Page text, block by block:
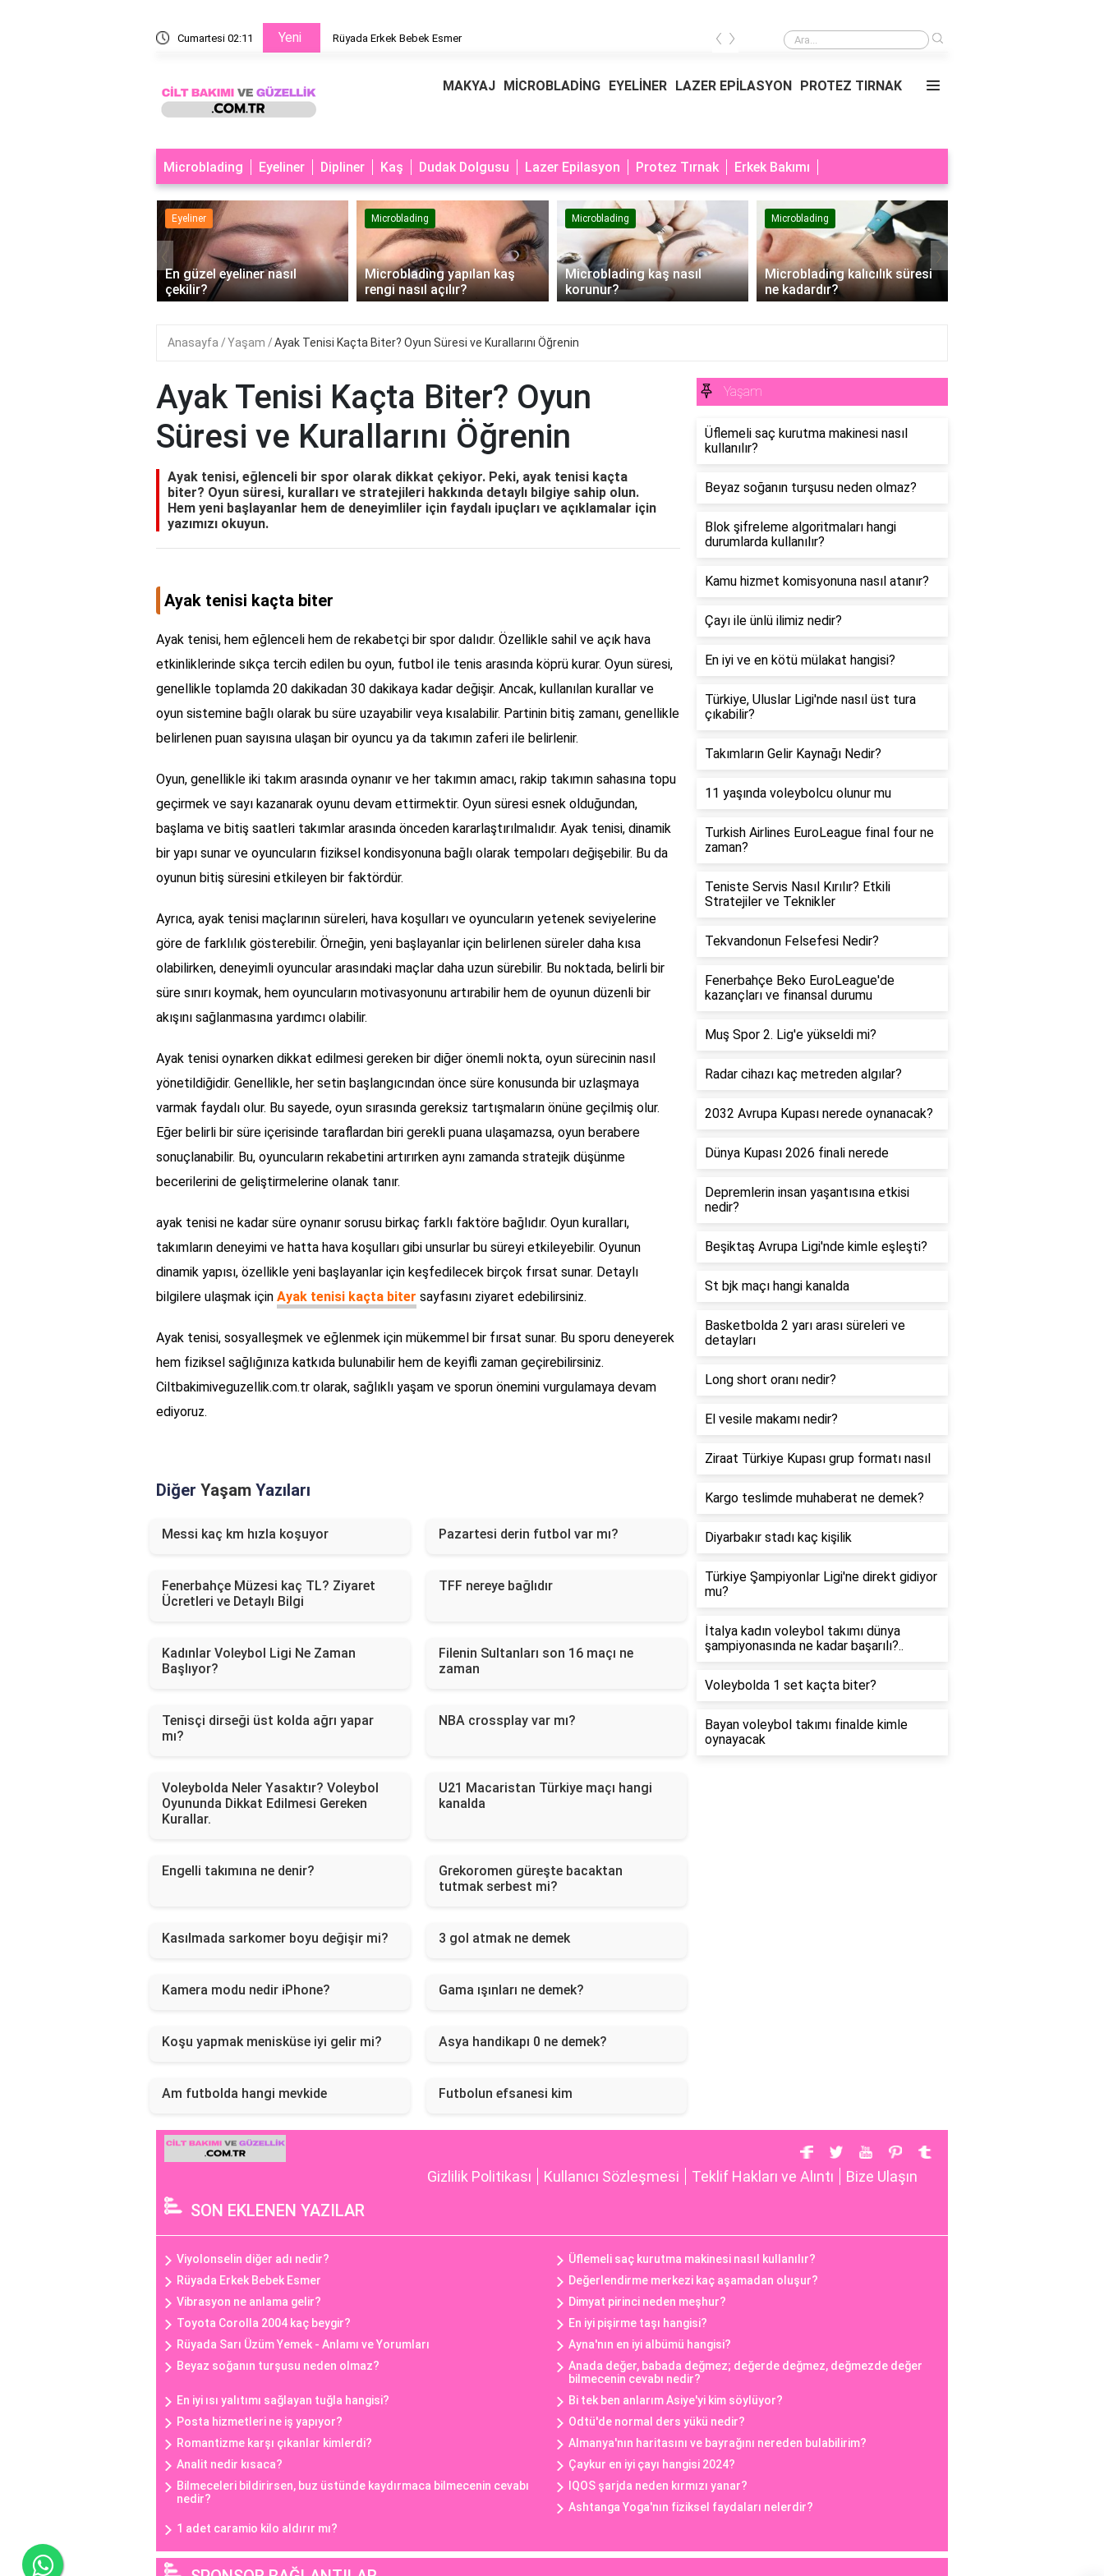
Cumartesi 02:11 Yeni Rüyada Erkek Bebek Esmer Rüyada Erkek Bebek Esmer
‹ ›
MAKYAJ MİCROBLADİNG EYELİNER LAZER EPİLASYON PROTEZ TIRNAK
Microblading Eyeliner Dipliner Kaş Dudak Dolgusu Lazer Epilasyon Protez Tırnak Erkek Bakımı
Eyeliner
En güzel eyeliner nasıl
çekilir?
Microblading
Microblading yapılan kaş
rengi nasıl açılır?
Microblading
Microblading kaş nasıl
korunur?
Microblading
Microblading kalıcılık süresi
ne kadardır?
‹ ›
Anasayfa Yaşam Ayak Tenisi Kaçta Biter? Oyun Süresi ve Kurallarını Öğrenin
Ayak Tenisi Kaçta Biter? Oyun
Süresi ve Kurallarını Öğrenin
Ayak tenisi, eğlenceli bir spor olarak dikkat çekiyor. Peki, ayak tenisi kaçta
biter? Oyun süresi, kuralları ve stratejileri hakkında detaylı bilgiye sahip olun.
Hem yeni başlayanlar hem de deneyimliler için faydalı ipuçları ve açıklamalar için
yazımızı okuyun.
Ayak tenisi kaçta biter
Ayak tenisi, hem eğlenceli hem de rekabetçi bir spor dalıdır. Özellikle sahil ve açık hava
etkinliklerinde sıkça tercih edilen bu oyun, futbol ile tenis arasında köprü kurar. Oyun süresi,
genellikle toplamda 20 dakikadan 30 dakikaya kadar değişir. Ancak, kullanılan kurallar ve
oyun sistemine bağlı olarak bu süre uzayabilir veya kısalabilir. Partinin bitiş zamanı, genellikle
belirlenen puan sayısına ulaşan bir oyuncu ya da takımın zaferi ile belirlenir.
Oyun, genellikle iki takım arasında oynanır ve her takımın amacı, rakip takımın sahasına topu
geçirmek ve sayı kazanarak oyunu devam ettirmektir. Oyun süresi esnek olduğundan,
başlama ve bitiş saatleri takımlar arasında önceden kararlaştırılmalıdır. Ayak tenisi, dinamik
bir yapı sunar ve oyuncuların fiziksel kondisyonuna bağlı olarak tempoları değişebilir. Bu da
oyunun bitiş süresini etkileyen bir faktördür.
Ayrıca, ayak tenisi maçlarının süreleri, hava koşulları ve oyuncuların yetenek seviyelerine
göre de farklılık gösterebilir. Örneğin, yeni başlayanlar için belirlenen süreler daha kısa
olabilirken, deneyimli oyuncular arasındaki maçlar daha uzun sürebilir. Bu noktada, belirli bir
süre sınırı koymak, hem oyuncuların motivasyonunu artırabilir hem de oyunun düzenli bir
akışını sağlanmasına yardımcı olabilir.
Ayak tenisi oynarken dikkat edilmesi gereken bir diğer önemli nokta, oyun sürecinin nasıl
yönetildiğidir. Genellikle, her setin başlangıcından önce süre konusunda bir uzlaşmaya
varmak faydalı olur. Bu sayede, oyun sırasında gereksiz tartışmaların önüne geçilmiş olur.
Eğer belirli bir süre içerisinde taraflardan biri gerekli puana ulaşamazsa, oyun berabere
sonuçlanabilir. Bu, oyuncuların rekabetini artırırken aynı zamanda stratejik düşünme
becerilerini de geliştirmelerine olanak tanır.
ayak tenisi ne kadar süre oynanır sorusu birkaç farklı faktöre bağlıdır. Oyun kuralları,
takımların deneyimi ve hatta hava koşulları gibi unsurlar bu süreyi etkileyebilir. Oyunun
dinamik yapısı, özellikle yeni başlayanlar için keşfedilecek birçok fırsat sunar. Detaylı
bilgilere ulaşmak için Ayak tenisi kaçta biter sayfasını ziyaret edebilirsiniz.
Ayak tenisi, sosyalleşmek ve eğlenmek için mükemmel bir fırsat sunar. Bu sporu deneyerek
hem fiziksel sağlığınıza katkıda bulunabilir hem de keyifli zaman geçirebilirsiniz.
Ciltbakimiveguzellik.com.tr olarak, sağlıklı yaşam ve sporun önemini vurgulamaya devam
ediyoruz.
Diğer Yaşam Yazıları
Messi kaç km hızla koşuyor Pazartesi derin futbol var mı?
Fenerbahçe Müzesi kaç TL? Ziyaret
Ücretleri ve Detaylı Bilgi
TFF nereye bağlıdır
Kadınlar Voleybol Ligi Ne Zaman
Başlıyor?
Filenin Sultanları son 16 maçı ne
zaman
Tenisçi dirseği üst kolda ağrı yapar
mı?
NBA crossplay var mı?
Voleybolda Neler Yasaktır? Voleybol
Oyununda Dikkat Edilmesi Gereken
Kurallar.
U21 Macaristan Türkiye maçı hangi
kanalda
Engelli takımına ne denir?
Grekoromen güreşte bacaktan
tutmak serbest mi?
Kasılmada sarkomer boyu değişir mi? 3 gol atmak ne demek
Kamera modu nedir iPhone? Gama ışınları ne demek?
Koşu yapmak menisküse iyi gelir mi? Asya handikapı 0 ne demek?
Am futbolda hangi mevkide Futbolun efsanesi kim
Yaşam
Üflemeli saç kurutma makinesi nasıl
kullanılır?
Beyaz soğanın turşusu neden olmaz?
Blok şifreleme algoritmaları hangi
durumlarda kullanılır?
Kamu hizmet komisyonuna nasıl atanır?
Çayı ile ünlü ilimiz nedir?
En iyi ve en kötü mülakat hangisi?
Türkiye, Uluslar Ligi'nde nasıl üst tura
çıkabilir?
Takımların Gelir Kaynağı Nedir?
11 yaşında voleybolcu olunur mu
Turkish Airlines EuroLeague final four ne
zaman?
Teniste Servis Nasıl Kırılır? Etkili
Stratejiler ve Teknikler
Tekvandonun Felsefesi Nedir?
Fenerbahçe Beko EuroLeague'de
kazançları ve finansal durumu
Muş Spor 2. Lig'e yükseldi mi?
Radar cihazı kaç metreden algılar?
2032 Avrupa Kupası nerede oynanacak?
Dünya Kupası 2026 finali nerede
Depremlerin insan yaşantısına etkisi
nedir?
Beşiktaş Avrupa Ligi'nde kimle eşleşti?
St bjk maçı hangi kanalda
Basketbolda 2 yarı arası süreleri ve
detayları
Long short oranı nedir?
El vesile makamı nedir?
Ziraat Türkiye Kupası grup formatı nasıl
Kargo teslimde muhaberat ne demek?
Diyarbakır stadı kaç kişilik
Türkiye Şampiyonlar Ligi'ne direkt gidiyor
mu?
İtalya kadın voleybol takımı dünya
şampiyonasında ne kadar başarılı?..
Voleybolda 1 set kaçta biter?
Bayan voleybol takımı finalde kimle
oynayacak
Gizlilik Politikası Kullanıcı Sözleşmesi Teklif Hakları ve Alıntı Bize Ulaşın
SON EKLENEN YAZILAR
Viyolonselin diğer adı nedir?
Üflemeli saç kurutma makinesi nasıl kullanılır?
Rüyada Erkek Bebek Esmer
Değerlendirme merkezi kaç aşamadan oluşur?
Vibrasyon ne anlama gelir?
Dimyat pirinci neden meşhur?
Toyota Corolla 2004 kaç beygir?
En iyi pişirme taşı hangisi?
Rüyada Sarı Üzüm Yemek - Anlamı ve Yorumları
Ayna'nın en iyi albümü hangisi?
Beyaz soğanın turşusu neden olmaz?
Anada değer, babada değmez; değerde değmez, değmezde değer
bilmecenin cevabı nedir?
En iyi ısı yalıtımı sağlayan tuğla hangisi?
Bi tek ben anlarım Asiye'yi kim söylüyor?
Posta hizmetleri ne iş yapıyor?
Odtü'de normal ders yükü nedir?
Romantizme karşı çıkanlar kimlerdi?
Almanya'nın haritasını ve bayrağını nereden bulabilirim?
Analit nedir kısaca?
Çaykur en iyi çayı hangisi 2024?
Bilmeceleri bildirirsen, buz üstünde kaydırmaca bilmecenin cevabı
nedir?
IQOS şarjda neden kırmızı yanar?
Ashtanga Yoga'nın fiziksel faydaları nelerdir?
1 adet caramio kilo aldırır mı?